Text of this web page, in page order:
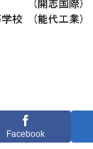
Facebook